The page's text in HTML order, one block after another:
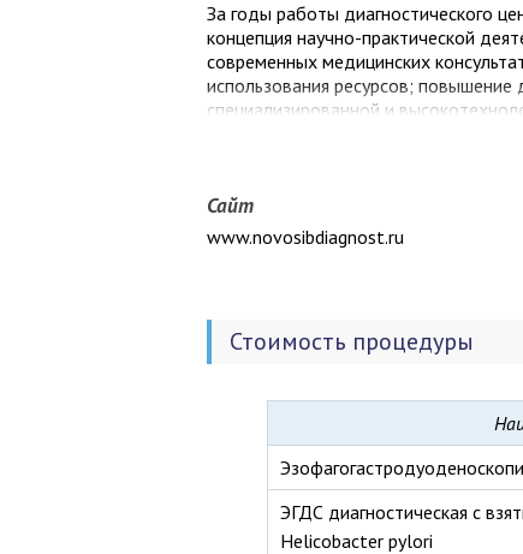
За годы работы диагностического
концепция научно-практической
современных медицинских
использования ресурсов; повышение
специализированной и
Наш диагностический центр сегодня
медицинские технологии и
обслуживания.
Сайт
www.novosibdiagnost.ru
Стоимость процедуры
ЭГДС диагностическая с
Helicobacter pylori